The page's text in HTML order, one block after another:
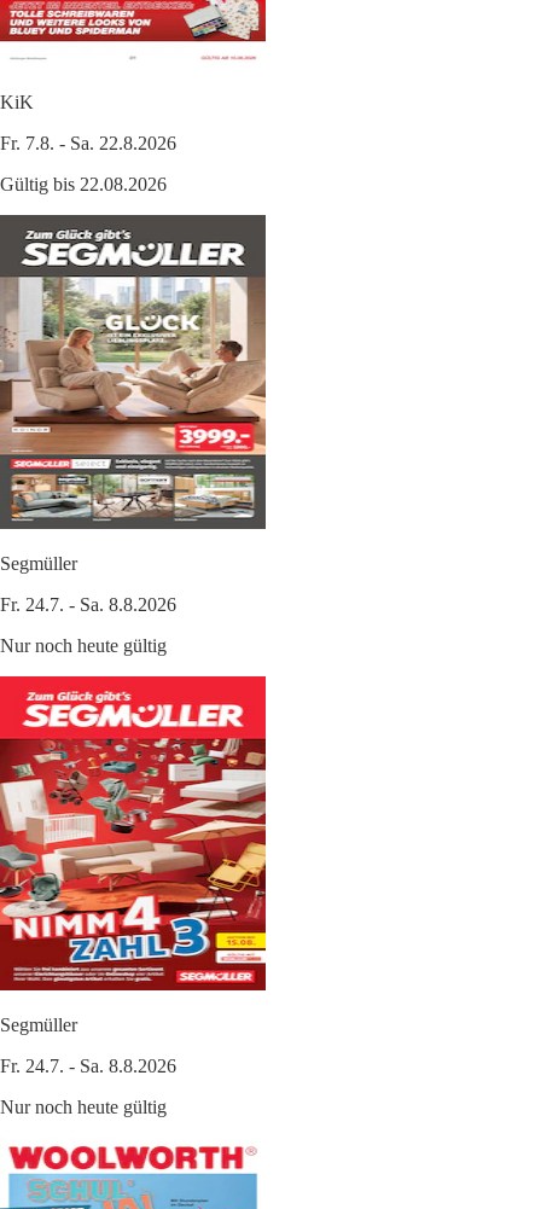
KiK
Fr. 7.8. - Sa. 22.8.2026
Gültig bis 22.08.2026
Segmüller
Fr. 24.7. - Sa. 8.8.2026
Nur noch heute gültig
Segmüller
Fr. 24.7. - Sa. 8.8.2026
Nur noch heute gültig